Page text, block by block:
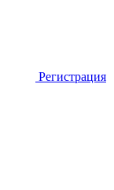
Регистрация